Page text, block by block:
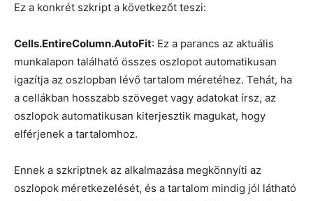
Ez a konkrét szkript a következőt teszi:
Cells.EntireColumn.AutoFit: Ez a parancs az aktuális
munkalapon található összes oszlopot automatikusan
igazítja az oszlopban lévő tartalom méretéhez. Tehát, ha
a cellákban hosszabb szöveget vagy adatokat írsz, az
oszlopok automatikusan kiterjesztik magukat, hogy
elférjenek a tartalomhoz.
Ennek a szkriptnek az alkalmazása megkönnyíti az
oszlopok méretkezelését, és a tartalom mindig jól látható